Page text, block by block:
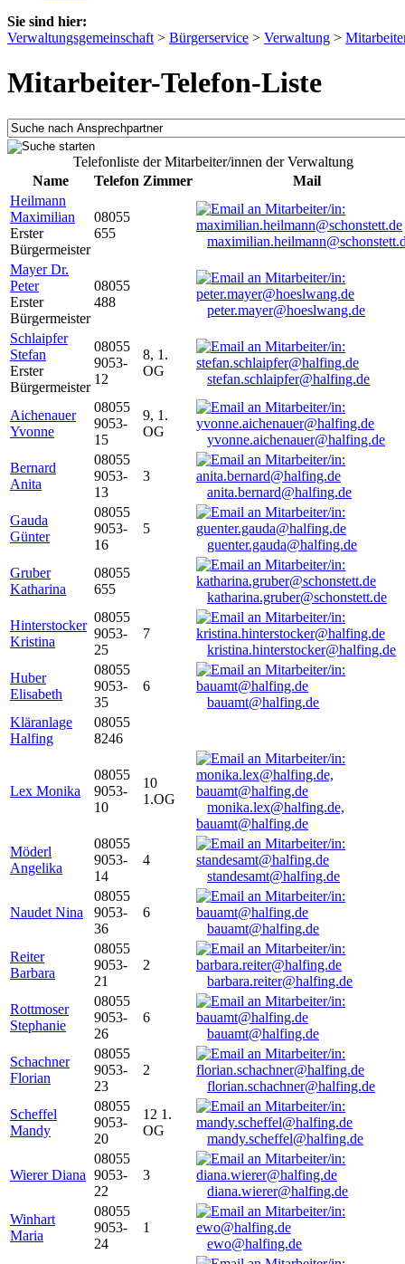
Sie sind hier:
Verwaltungsgemeinschaft > Bürgerservice > Verwaltung >
Mitarbeiter-Telefon-Liste
Telefonliste der Mitarbeiter/innen der Verwaltung
Name
Telefon Zimmer
Mail
Heilmann
Maximilian
Erster
Bürgermeister
08055
655
Mayer Dr.
Peter
Erster
Bürgermeister
08055
488
peter.mayer@hoeslwang.de
Schlaipfer
Stefan
Erster
Bürgermeister
08055
9053-
12
8, 1.
OG
stefan.schlaipfer@halfing.de
Aichenauer
Yvonne
08055
9053-
15
9, 1.
OG
yvonne.aichenauer@halfing.de
Bernard
Anita
08055
9053-
13
3
anita.bernard@halfing.de
Gauda
Günter
08055
9053-
16
5
guenter.gauda@halfing.de
Gruber
Katharina
08055
655
katharina.gruber@schonstett.de
Hinterstocker
Kristina
08055
9053-
25
7
kristina.hinterstocker@halfing.de
Huber
Elisabeth
08055
9053-
35
6
bauamt@halfing.de
Kläranlage
Halfing
08055
8246
Lex Monika
08055
9053-
10
10
1.OG
monika.lex@halfing.de,
bauamt@halfing.de
Möderl
Angelika
08055
9053-
14
4
standesamt@halfing.de
Naudet Nina
08055
9053-
36
6
bauamt@halfing.de
Reiter
Barbara
08055
9053-
21
2
barbara.reiter@halfing.de
Rottmoser
Stephanie
08055
9053-
26
6
bauamt@halfing.de
Schachner
Florian
08055
9053-
23
2
florian.schachner@halfing.de
Scheffel
Mandy
08055
9053-
20
12 1.
OG
mandy.scheffel@halfing.de
Wierer Diana
08055
9053-
22
3
diana.wierer@halfing.de
Winhart
Maria
08055
9053-
24
1
ewo@halfing.de